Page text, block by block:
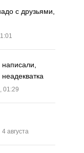
с друзьями,
01:29
4 августа